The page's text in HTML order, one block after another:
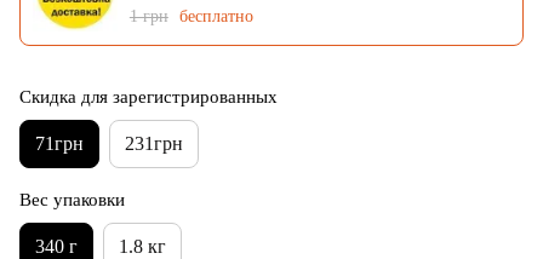
1 грн
бесплатно
Скидка для зарегистрированных
71грн 231грн
Вес упаковки
340 г 1.8 кг